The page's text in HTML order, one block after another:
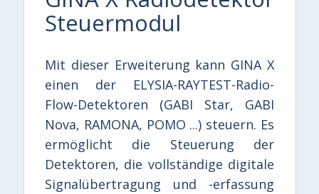
Steuermodul
Mit dieser Erweiterung kann GINA X
einen der ELYSIA-RAYTEST-Radio-
Flow-Detektoren (GABI Star, GABI
Nova, RAMONA, POMO ...) steuern. Es
ermöglicht die Steuerung der
Detektoren, die vollständige digitale
Signalübertragung und -erfassung